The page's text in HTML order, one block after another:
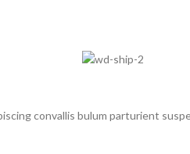
convallis bulum parturient